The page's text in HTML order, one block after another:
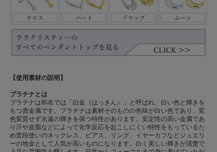
【使用素材の説明】
プラチナとは
プラチナは和名では「白金（はっきん）」と呼ばれ、白い色と輝きを
もつ貴金属です。プラチナは素材そのものの色味が白い色であり、変
色変質せず永遠の輝きを保つ特性があります。安定性の高い金属であ
り汗や皮脂などによって化学反応を起こしにくい特性をもっているた
め普段使いのネックレス、ピアス、リング、イヤーカフなどジュエリ
ーの地金として人気が高いものになります。白く美しい輝きが清楚で